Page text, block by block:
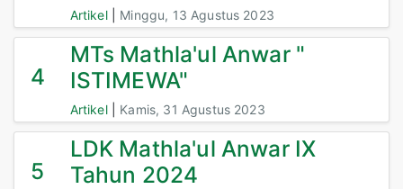
Artikel Minggu, 13 Agustus 2023
4
MTs Mathla'ul Anwar "
ISTIMEWA"
Artikel Kamis, 31 Agustus 2023
5
LDK Mathla'ul Anwar IX
Tahun 2024